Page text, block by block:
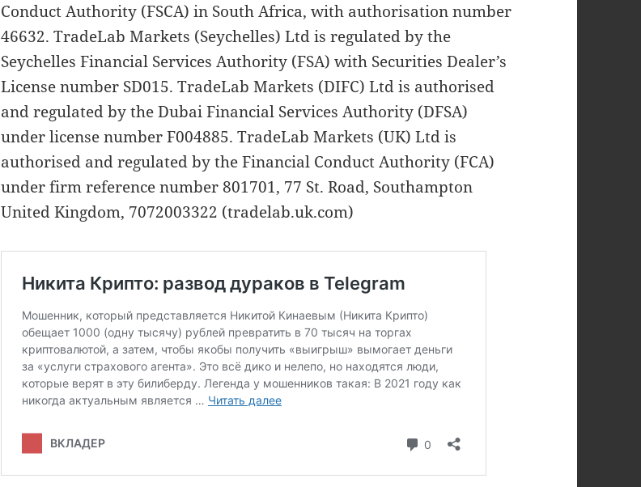
Conduct Authority (FSCA) in South Africa, with authorisation number
46632. TradeLab Markets (Seychelles) Ltd is regulated by the
Seychelles Financial Services Authority (FSA) with Securities Dealer’s
License number SD015. TradeLab Markets (DIFC) Ltd is authorised
and regulated by the Dubai Financial Services Authority (DFSA)
under license number F004885. TradeLab Markets (UK) Ltd is
authorised and regulated by the Financial Conduct Authority (FCA)
under firm reference number 801701, 77 St. Road, Southampton
United Kingdom, 7072003322 (tradelab.uk.com)